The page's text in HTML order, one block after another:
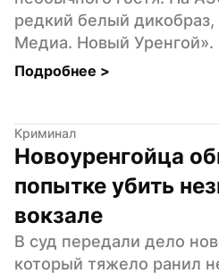
редкий белый
Медиа. Новый Уренгой».
Подробнее >
Криминал
Новоуренгойца
попытке убить
вокзале
В суд передали дело
который тяжело ранил